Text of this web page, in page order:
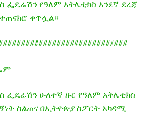
ፌዴሬሽን የዓለም አትሌቲክስ አንደኛ ደረጃ
ቀጥሏል።
ፌዴሬሽን ሁለተኛ ዙር የዓለም አትሌቲክስ
ስልጠና በኢትዮጵያ ስፖርት አካዳሚ